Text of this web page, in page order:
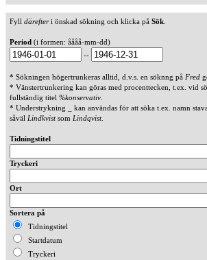
Fyll därefteri önskad sökning och klicka på Sök
Period (i formen: åååå-mm-dd)
--
* Sökningen högertrunkeras alltid, d.v.s. en söknng på Fred
* Vänstertrunkering kan göras med procenttecken, t.ex. vid
fullständig titel %konservativ
* Understrykning _ kan användas för att söka t.ex. namn
såväl Lindkvistsom Lindqvist.
Tidningstitel
Tryckeri
Ort
Sortera på
Tidningstitel
Startdatum
Tryckeri